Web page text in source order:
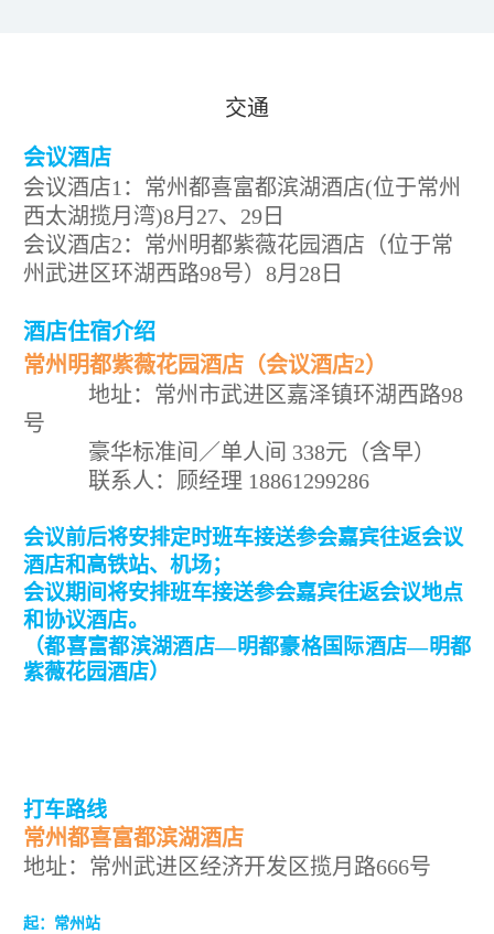
交通
会议酒店
会议酒店1：常州都喜富都滨湖酒店(位于常州
西太湖揽月湾)8月27、29日
会议酒店2：常州明都紫薇花园酒店（位于常
州武进区环湖西路98号）8月28日
酒店住宿介绍
常州明都紫薇花园酒店（会议酒店2）
地址：常州市武进区嘉泽镇环湖西路98
号
豪华标准间／单人间 338元（含早）
联系人：顾经理 18861299286
会议前后将安排定时班车接送参会嘉宾往返会议
酒店和高铁站、机场；
会议期间将安排班车接送参会嘉宾往返会议地点
和协议酒店。
（都喜富都滨湖酒店—明都豪格国际酒店—明都
紫薇花园酒店）
打车路线
常州都喜富都滨湖酒店
地址：常州武进区经济开发区揽月路666号
起： 常州站